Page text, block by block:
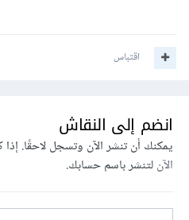
اقتباس
انضم إلى النقاش
يمكنك أن تنشر الآن وتسجل لاحقًا.
الآنلتنشر باسم حسابك.